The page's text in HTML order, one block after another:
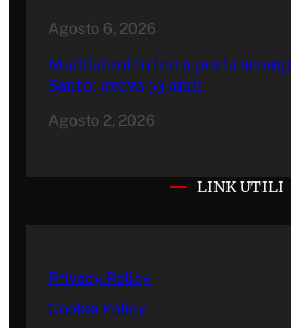
Agosto 6, 2026
Maddaloni in lutto per la
Santo: aveva 53 anni
Agosto 2, 2026
LINK UTILI
Privacy Policy
Cookie Policy